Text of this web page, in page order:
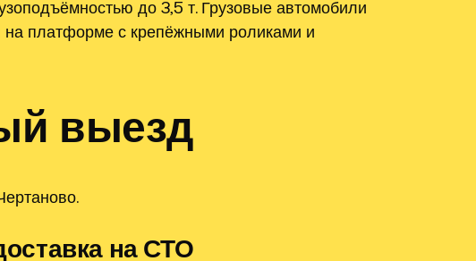
до 3,5 т. Грузовые автомобили
платформе с крепёжными роликами и
выезд
на СТО